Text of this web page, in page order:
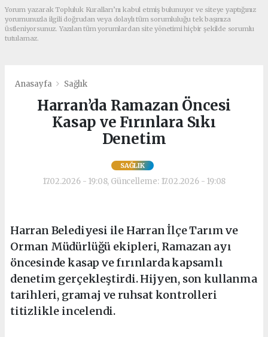
Yorum yazarak Topluluk Kuralları’nı kabul etmiş bulunuyor ve siteye yaptığınız
yorumunuzla ilgili doğrudan veya dolaylı tüm sorumluluğu tek başınıza
üstleniyorsunuz. Yazılan tüm yorumlardan site yönetimi hiçbir şekilde sorumlu
tutulamaz.
Anasayfa Sağlık
Harran’da Ramazan Öncesi
Kasap ve Fırınlara Sıkı
Denetim
SAĞLIK
17.02.2026 - 19:08, Güncelleme: 17.02.2026 - 19:08
Harran Belediyesi ile Harran İlçe Tarım ve
Orman Müdürlüğü ekipleri, Ramazan ayı
öncesinde kasap ve fırınlarda kapsamlı
denetim gerçekleştirdi. Hijyen, son kullanma
tarihleri, gramaj ve ruhsat kontrolleri
titizlikle incelendi.